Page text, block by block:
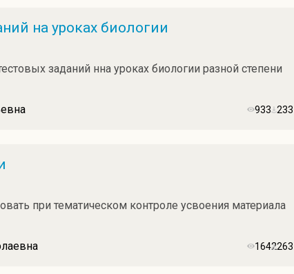
на уроках биологии
заданий нна уроках биологии разной степени
933 233
при тематическом контроле усвоения материала
1642263